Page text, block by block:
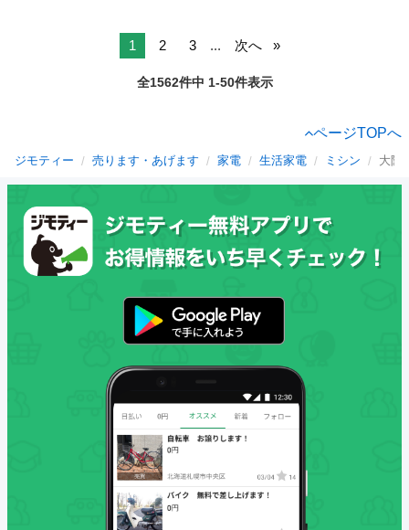
1 2 3 ... 次へ
全1562件中 1-50件表示
ページTOPへ
ジモティー 売ります・あげます 家電 生活家電 ミシン 大阪